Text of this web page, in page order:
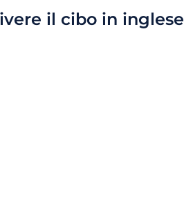
il cibo in inglese